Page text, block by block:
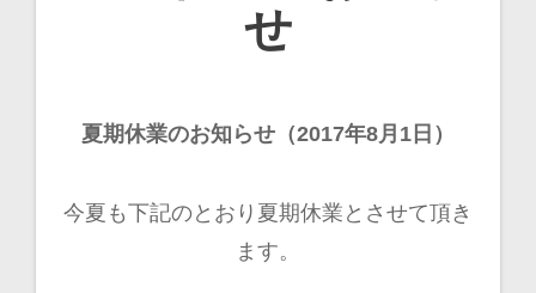
せ
夏期休業のお知らせ（2017年8月1日）
今夏も下記のとおり夏期休業とさせて頂き
ます。
ビ
ゲ